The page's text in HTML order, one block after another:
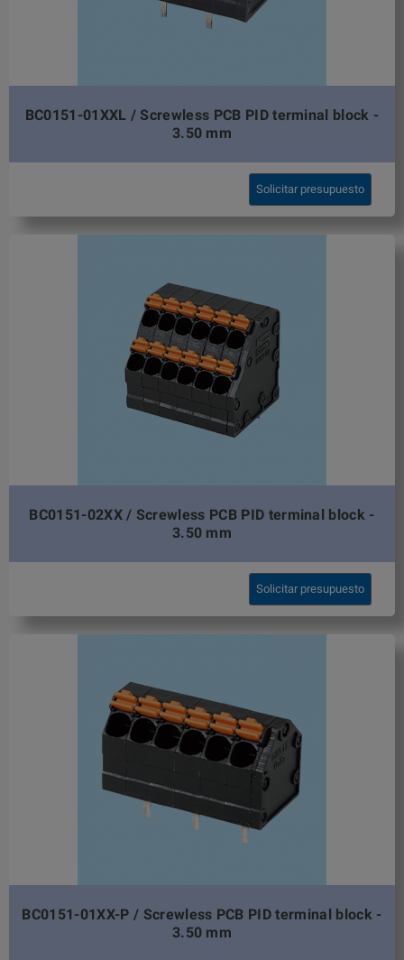
BC0151-01XXL / Screwless PCB PID terminal block -
3.50 mm
Solicitar presupuesto
BC0151-02XX / Screwless PCB PID terminal block -
3.50 mm
Solicitar presupuesto
BC0151-01XX-P / Screwless PCB PID terminal block -
3.50 mm